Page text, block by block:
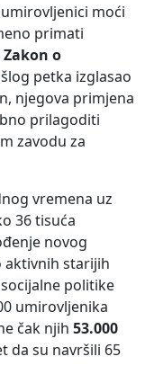
moći
primati
o
petka izglasao
njegova primjena
prilagoditi
zavodu za
vremena uz
36 tisuća
novog
aktivnih starijih
politike
umirovljenika
čak njih 53.000
da su navršili 65